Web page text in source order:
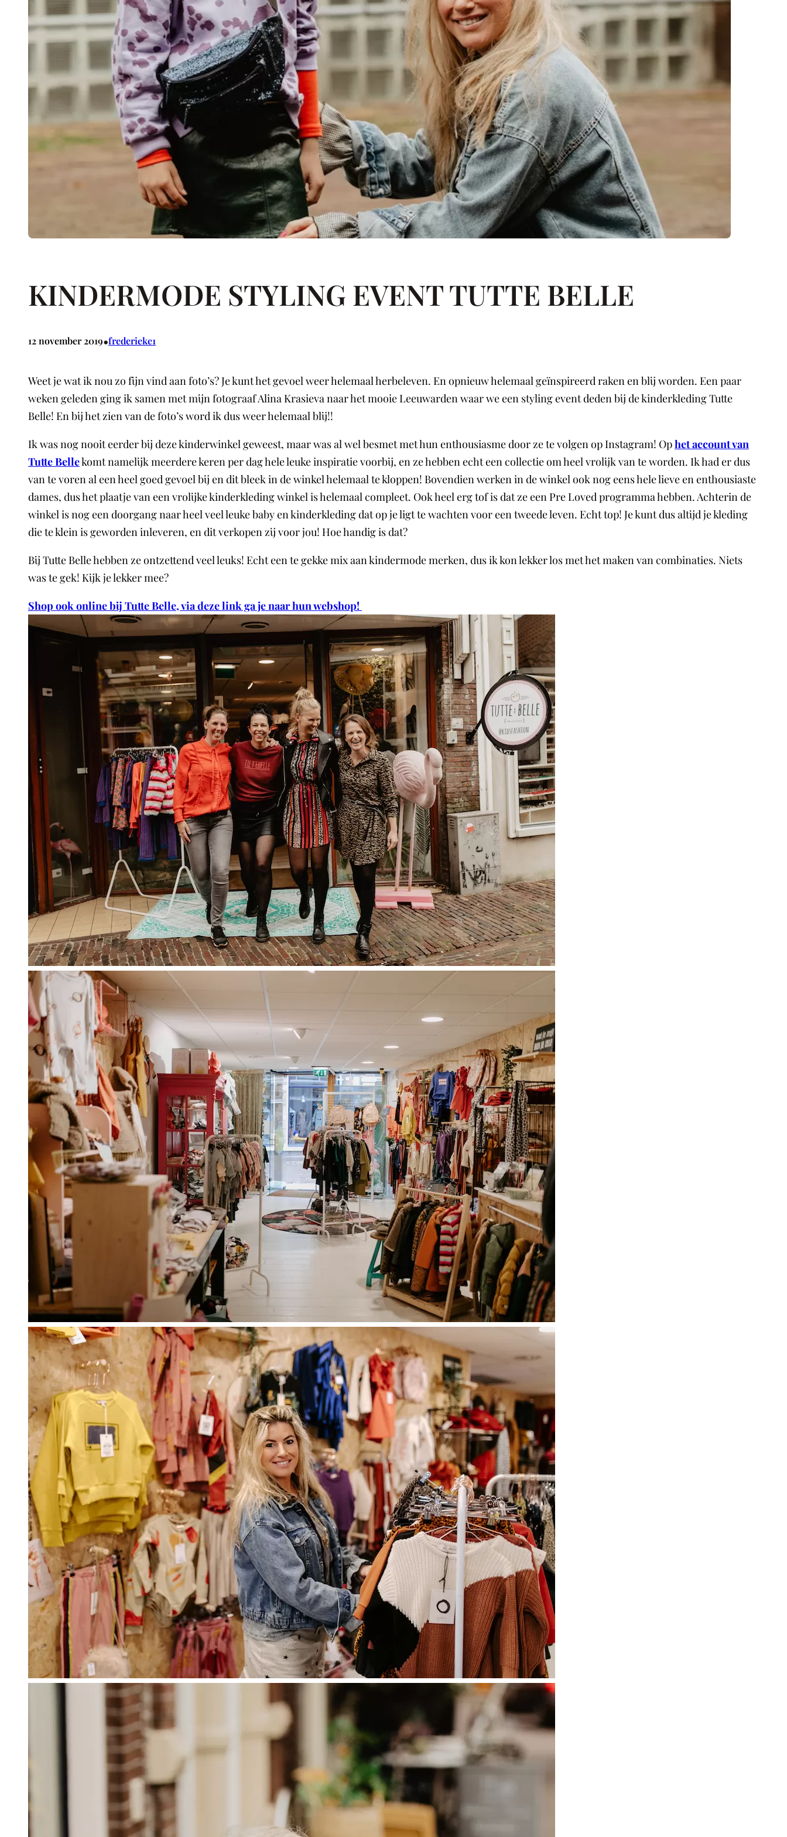
KINDERMODE STYLING EVENT TUTTE BELLE
12 november 2019•frederieke1
Weet je wat ik nou zo fijn vind aan foto’s? Je kunt het gevoel weer helemaal herbeleven. En opnieuw helemaal geïnspireerd raken en blij worden. Een paar
weken geleden ging ik samen met mijn fotograaf Alina Krasieva naar het mooie Leeuwarden waar we een styling event deden bij de kinderkleding Tutte
Belle! En bij het zien van de foto’s word ik dus weer helemaal blij!!
Ik was nog nooit eerder bij deze kinderwinkel geweest, maar was al wel besmet met hun enthousiasme door ze te volgen op Instagram! Ophet account van
Tutte Bellekomt namelijk meerdere keren per dag hele leuke inspiratie voorbij, en ze hebben echt een collectie om heel vrolijk van te worden. Ik had er dus
van te voren al een heel goed gevoel bij en dit bleek in de winkel helemaal te kloppen! Bovendien werken in de winkel ook nog eens hele lieve en enthousiaste
dames, dus het plaatje van een vrolijke kinderkleding winkel is helemaal compleet. Ook heel erg tof is dat ze een Pre Loved programma hebben. Achterin de
winkel is nog een doorgang naar heel veel leuke baby en kinderkleding dat op je ligt te wachten voor een tweede leven. Echt top! Je kunt dus altijd je kleding
die te klein is geworden inleveren, en dit verkopen zij voor jou! Hoe handig is dat?
Bij Tutte Belle hebben ze ontzettend veel leuks! Echt een te gekke mix aan kindermode merken, dus ik kon lekker los met het maken van combinaties. Niets
was te gek! Kijk je lekker mee?
Shop ook online bij Tutte Belle, via deze link ga je naar hun webshop!